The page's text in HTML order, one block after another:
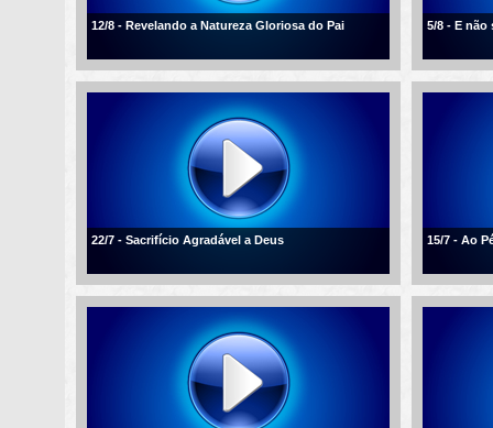
12/8 - Revelando a Natureza Gloriosa do Pai 5/8 - E não
22/7 - Sacrifício Agradável a Deus 15/7 - Ao